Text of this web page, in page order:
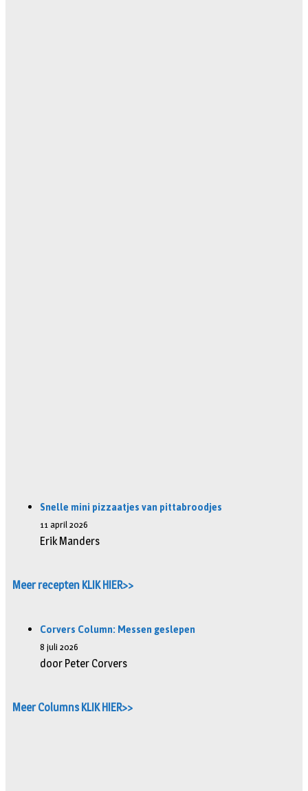
Snelle mini pizzaatjes van pittabroodjes
11 april 2026
Erik Manders
Meer recepten KLIK HIER>>
Corvers Column: Messen geslepen
8 juli 2026
door Peter Corvers
Meer Columns KLIK HIER>>